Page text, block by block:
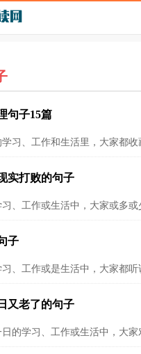
句子15篇
习、工作和生活里，大家都
实打败的句子
、工作或生活中，大家或多
子
、工作或是生活中，大家都
又老了的句子
的学习、工作或生活中，大